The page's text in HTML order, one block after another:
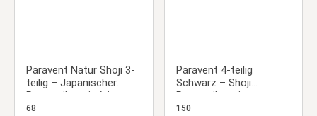
Paravent Natur Shoji 3-
teilig – Japanischer
Raumteiler mit feiner
Gitterstruktur
68
Paravent 4-teilig
Schwarz – Shoji
Raumteiler mit
Kirschblüten aus Holz &
150